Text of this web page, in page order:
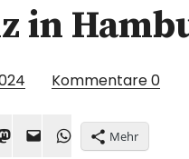
in
Kommentare0
Mehr